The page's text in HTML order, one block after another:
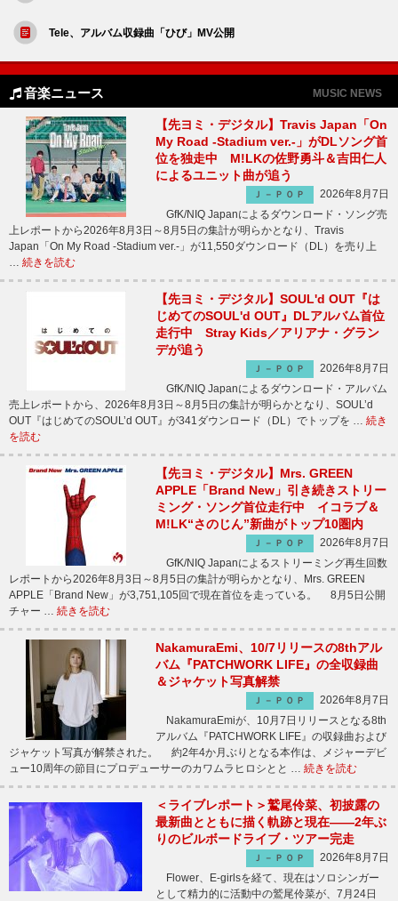
Tele、アルバム収録曲「ひび」MV公開
音楽ニュース MUSIC NEWS
【先ヨミ・デジタル】Travis Japan「On
My Road -Stadium ver.-」がDLソング首
位を独走中 M!LKの佐野勇斗＆吉田仁人
によるユニット曲が追う
Ｊ－ＰＯＰ
2026年8月7日
GfK/NIQ Japanによるダウンロード・ソング売
上レポートから2026年8月3日～8月5日の集計が明らかとなり、Travis
Japan「On My Road -Stadium ver.-」が11,550ダウンロード（DL）を売り上
… 続きを読む
【先ヨミ・デジタル】SOUL'd OUT『は
じめてのSOUL'd OUT』DLアルバム首位
走行中 Stray Kids／アリアナ・グラン
デが追う
Ｊ－ＰＯＰ
2026年8月7日
GfK/NIQ Japanによるダウンロード・アルバム
売上レポートから、2026年8月3日～8月5日の集計が明らかとなり、SOUL’d
OUT『はじめてのSOUL’d OUT』が341ダウンロード（DL）でトップを … 続き
を読む
【先ヨミ・デジタル】Mrs. GREEN
APPLE「Brand New」引き続きストリー
ミング・ソング首位走行中 イコラブ＆
M!LK“さのじん”新曲がトップ10圏内
Ｊ－ＰＯＰ
2026年8月7日
GfK/NIQ Japanによるストリーミング再生回数
レポートから2026年8月3日～8月5日の集計が明らかとなり、Mrs. GREEN
APPLE「Brand New」が3,751,105回で現在首位を走っている。 8月5日公開
チャー … 続きを読む
NakamuraEmi、10/7リリースの8thアル
バム『PATCHWORK LIFE』の全収録曲
＆ジャケット写真解禁
Ｊ－ＰＯＰ
2026年8月7日
NakamuraEmiが、10月7日リリースとなる8th
アルバム『PATCHWORK LIFE』の収録曲および
ジャケット写真が解禁された。 約2年4か月ぶりとなる本作は、メジャーデビ
ュー10周年の節目にプロデューサーのカワムラヒロシとと … 続きを読む
＜ライブレポート＞鷲尾伶菜、初披露の
最新曲とともに描く軌跡と現在――2年ぶ
りのビルボードライブ・ツアー完走
Ｊ－ＰＯＰ
2026年8月7日
Flower、E-girlsを経て、現在はソロシンガー
として精力的に活動中の鷲尾伶菜が、7月24日